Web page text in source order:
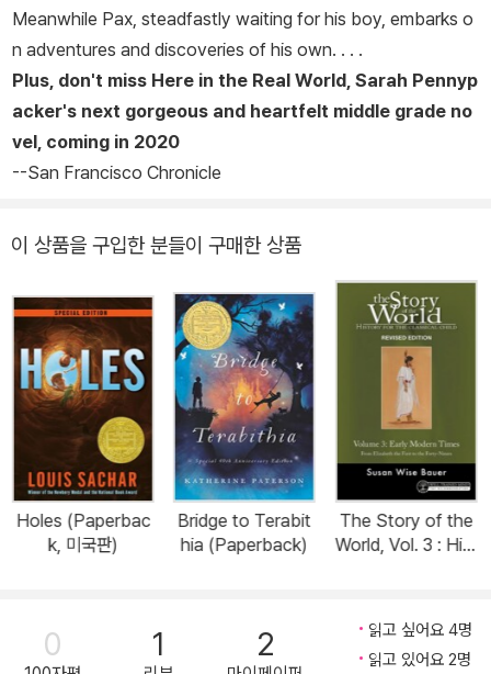
Meanwhile Pax, steadfastly waiting for his boy, embarks o
n adventures and discoveries of his own. . . .
Plus, don't miss Here in the Real World, Sarah Pennyp
acker's next gorgeous and heartfelt middle grade no
vel, coming in 2020
--San Francisco Chronicle
이 상품을 구입한 분들이 구매한 상품
Holes (Paperbac
k, 미국판)
Bridge to Terabit
hia (Paperback)
The Story of the
World, Vol. 3 : Hist
odern Times (Pap
erback, Revised E
dition)
0 1 2
읽고 싶어요 4명
읽고 있어요 2명